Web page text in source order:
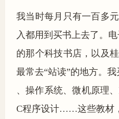
我当时每月只有一百多
入都用到买书上去了。
的那个科技书店，以及
最常去“站读”的地方。
、操作系统、微机原理
C程序设计……这些教材